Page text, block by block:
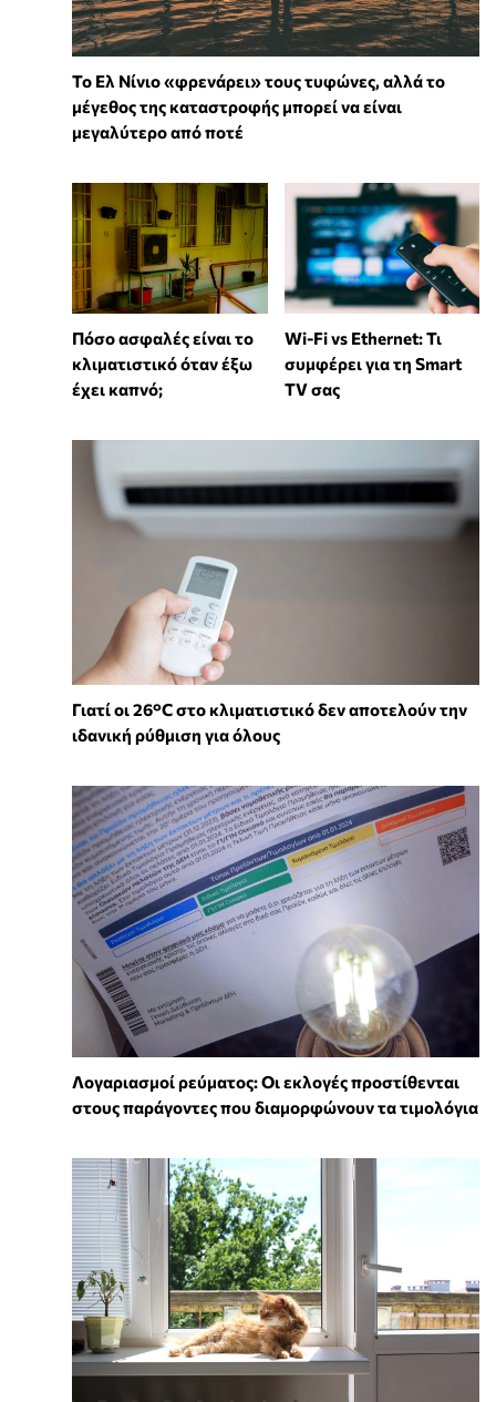
Το Ελ Νίνιο «φρενάρει» τους τυφώνες, αλλά το
μέγεθος της καταστροφής μπορεί να είναι
μεγαλύτερο από ποτέ
Πόσο ασφαλές είναι το
κλιματιστικό όταν έξω
έχει καπνό;
Wi-Fi vs Ethernet: Τι
συμφέρει για τη Smart
TV σας
Γιατί οι 26°C στο κλιματιστικό δεν αποτελούν την
ιδανική ρύθμιση για όλους
Λογαριασμοί ρεύματος: Οι εκλογές προστίθενται
στους παράγοντες που διαμορφώνουν τα τιμολόγια